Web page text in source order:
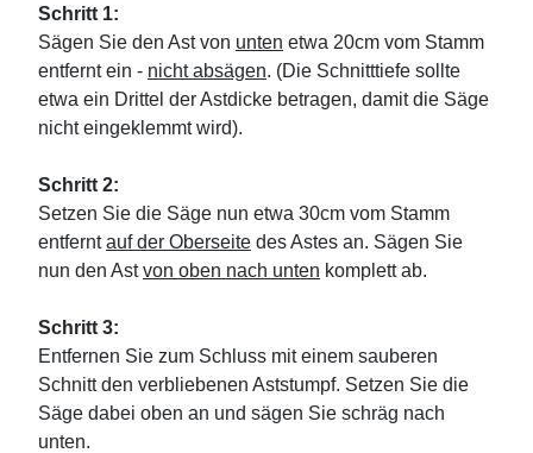
Schritt 1:
Sägen Sie den Ast von unten etwa 20cm vom Stamm
entfernt ein - nicht absägen. (Die Schnitttiefe sollte
etwa ein Drittel der Astdicke betragen, damit die Säge
nicht eingeklemmt wird).
Schritt 2:
Setzen Sie die Säge nun etwa 30cm vom Stamm
entferntauf der Oberseite des Astes an. Sägen Sie
nun den Astvon oben nach unten komplett ab.
Schritt 3:
Entfernen Sie zum Schluss mit einem sauberen
Schnitt den verbliebenen Aststumpf. Setzen Sie die
Säge dabei oben an und sägen Sie schräg nach
unten.